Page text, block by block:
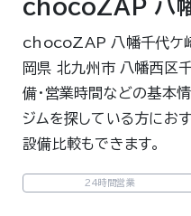
chocoZAP 八
chocoZAP 八幡千代ケ崎
岡県 北九州市 八幡西
備・営業時間などの基本
ジムを探している方にお
設備比較もできます。
24時間営業